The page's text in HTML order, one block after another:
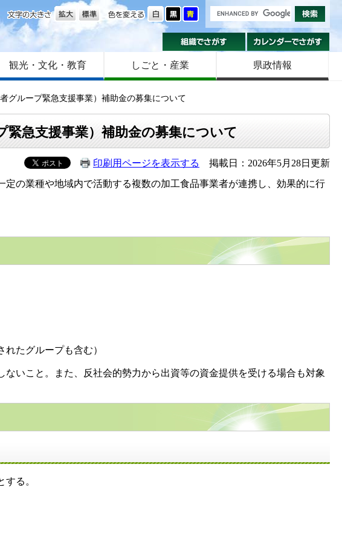
色を変える
文字の大きさ
組織でさがす
観光・文化・教育 しごと・産業 県政情報
グループ緊急支援事業）補助金の募集について
緊急支援事業）補助金の募集について
印刷用ページを表示する
掲載日：2026年5月28日更新
の業種や地域内で活動する複数の加工食品事業者が連携し、効果的に行
たグループも含む）
いこと。また、反社会的勢力から出資等の資金提供を受ける場合も対象
る。